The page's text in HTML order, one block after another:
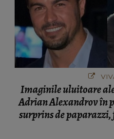
Imaginile uluitoare
Adrian Alexandrov în
surprins de